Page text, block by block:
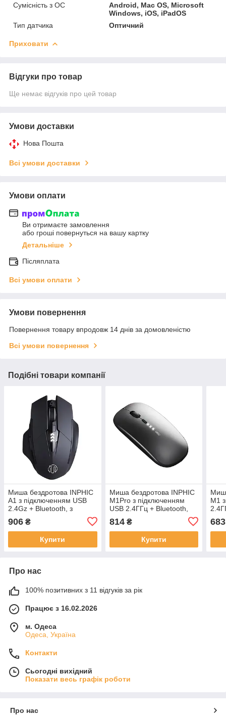
Сумісність з ОС
Android, Mac OS, Microsoft
Windows, iOS, iPadOS
Тип датчика
Оптичний
Приховати
Відгуки про товар
Ще немає відгуків про цей товар
Умови доставки
Нова Пошта
Всі умови доставки
Умови оплати
Ви отримаєте замовлення
або гроші повернуться на вашу картку
Детальніше
Післяплата
Всі умови оплати
Умови повернення
Повернення товару впродовж 14 днів за домовленістю
Всі умови повернення
Подібні товари компанії
Миша бездротова INPHIC
A1 з підключенням USB
2.4Gz + Bluetooth, з
DPI, mate black
906 ₴
Купити
Миша бездротова INPHIC
M1Pro з підключенням
USB 2.4ГГц + Bluetooth,
акумулятором, 2400 DPI,
сірий
814₴
Купити
M1
683
Про нас
100% позитивних з 11 відгуків за рік
Працює з 16.02.2026
м. Одеса
Одеса, Україна
Контакти
Сьогодні вихідний
Показати весь графік роботи
Про нас